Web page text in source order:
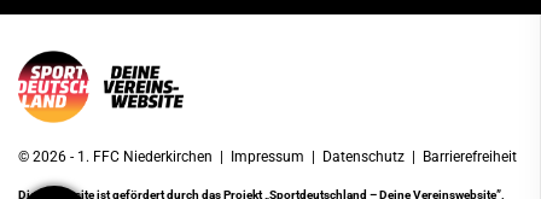
© 2026 - 1. FFC Niederkirchen | Impressum | Datenschutz | Barrierefreiheit
Diese Website ist gefördert durch das Projekt„Sportdeutschland – Deine Vereinswebsite”,